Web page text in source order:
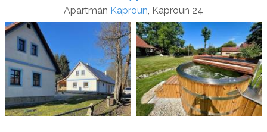
Apartmán Kaproun, Kaproun 24